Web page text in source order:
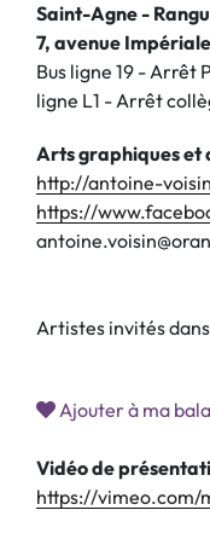
Saint-Agne -
7, avenue
Bus ligne 19 - Arrêt
ligne L1 - Arrêt
Arts graphiques et
http://antoine-
https://
Artistes invités
Ajouter à ma
Vidéo de
https://vimeo.com/